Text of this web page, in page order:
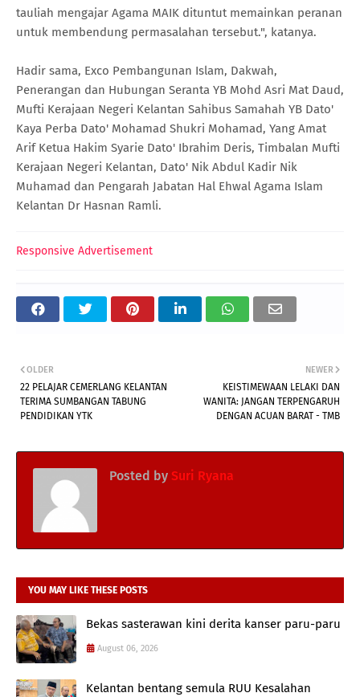
tauliah mengajar Agama MAIK dituntut memainkan peranan
untuk membendung permasalahan tersebut.", katanya.
Hadir sama, Exco Pembangunan Islam, Dakwah,
Penerangan dan Hubungan Seranta YB Mohd Asri Mat Daud,
Mufti Kerajaan Negeri Kelantan Sahibus Samahah YB Dato'
Kaya Perba Dato' Mohamad Shukri Mohamad, Yang Amat
Arif Ketua Hakim Syarie Dato' Ibrahim Deris, Timbalan Mufti
Kerajaan Negeri Kelantan, Dato' Nik Abdul Kadir Nik
Muhamad dan Pengarah Jabatan Hal Ehwal Agama Islam
Kelantan Dr Hasnan Ramli.
Responsive Advertisement
NEWER
KEISTIMEWAAN LELAKI DAN
WANITA: JANGAN TERPENGARUH
DENGAN ACUAN BARAT - TMB
OLDER
22 PELAJAR CEMERLANG KELANTAN
TERIMA SUMBANGAN TABUNG
PENDIDIKAN YTK
Posted by Suri Ryana
YOU MAY LIKE THESE POSTS
Bekas sasterawan kini derita kanser paru-paru
August 06, 2026
Kelantan bentang semula RUU Kesalahan